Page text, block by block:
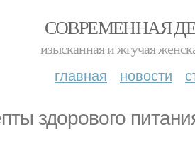
СОВРЕМЕННАЯ
изысканная и жгучая
главная новости
здорового